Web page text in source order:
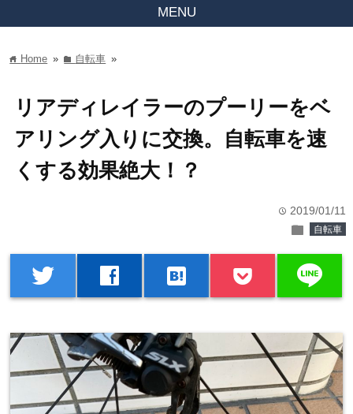
MENU
home Home » folder 自転車 »
リアディレイラーのプーリーをベ
アリング入りに交換。自転車を速
くする効果絶大！？
time 2019/01/11
folder 自転車
twitter facebook hatenabookmark line